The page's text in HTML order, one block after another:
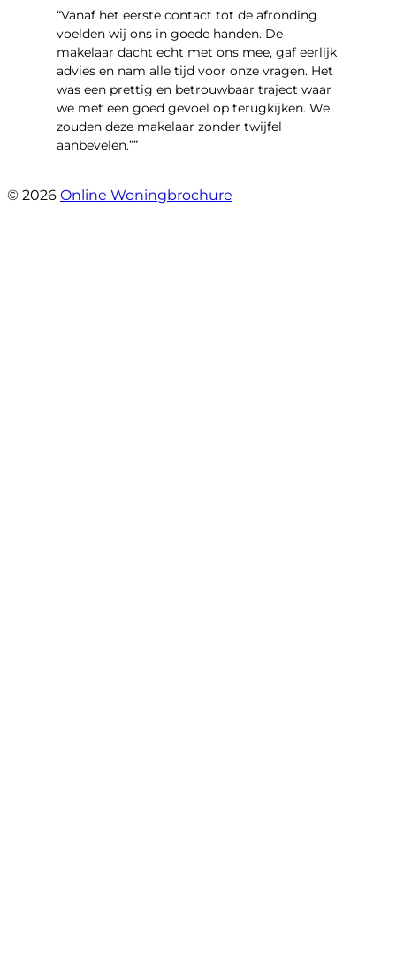
“Vanaf het eerste contact tot de afronding
voelden wij ons in goede handen. De
makelaar dacht echt met ons mee, gaf eerlijk
advies en nam alle tijd voor onze vragen. Het
was een prettig en betrouwbaar traject waar
we met een goed gevoel op terugkijken. We
zouden deze makelaar zonder twijfel
aanbevelen.””
© 2026 Online Woningbrochure